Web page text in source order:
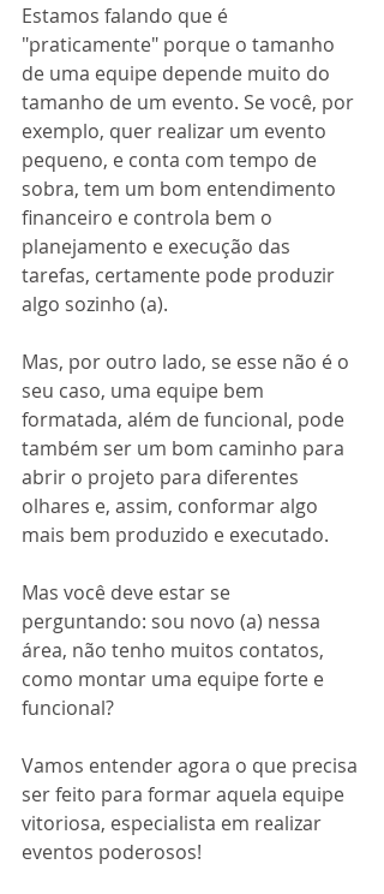
Estamos falando que é
"praticamente" porque o tamanho
de uma equipe depende muito do
tamanho de um evento. Se você, por
exemplo, quer realizar um evento
pequeno, e conta com tempo de
sobra, tem um bom entendimento
financeiro e controla bem o
planejamento e execução das
tarefas, certamente pode produzir
algo sozinho (a).
Mas, por outro lado, se esse não é o
seu caso, uma equipe bem
formatada, além de funcional, pode
também ser um bom caminho para
abrir o projeto para diferentes
olhares e, assim, conformar algo
mais bem produzido e executado.
Mas você deve estar se
perguntando: sou novo (a) nessa
área, não tenho muitos contatos,
como montar uma equipe forte e
funcional?
Vamos entender agora o que precisa
ser feito para formar aquela equipe
vitoriosa, especialista em realizar
eventos poderosos!